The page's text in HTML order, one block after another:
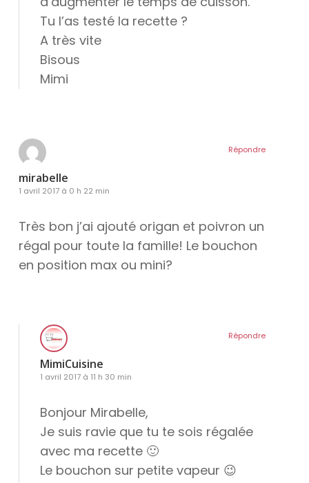
Tu l’as testé la recette ?
A très vite
Bisous
Mimi
mirabelle
1 avril 2017 à 0 h 22 min
Très bon j’ai ajouté origan et poivron un
régal pour toute la famille! Le bouchon
en position max ou mini?
Répondre
MimiCuisine
1 avril 2017 à 11 h 30 min
Bonjour Mirabelle,
Je suis ravie que tu te sois régalée
avec ma recette 🙂
Le bouchon sur petite vapeur 😉
Répondre